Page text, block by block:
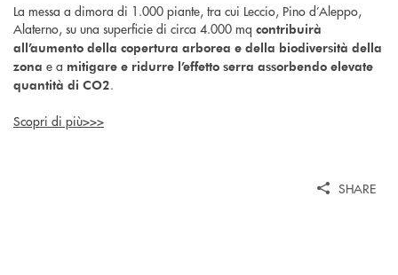
La messa a dimora di 1.000 piante, tra cui Leccio, Pino d’Aleppo,
Alaterno, su una superficie di circa 4.000 mq contribuirà
all’aumento della copertura arborea e della biodiversità della
zona e a mitigare e ridurre l’effetto serra assorbendo elevate
quantità di CO2.
Scopri di più>>>
SHARE